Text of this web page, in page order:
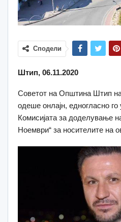
Сподели
Штип, 06.11.2020
Советот на Општина Штип
одеше онлајн, едногласно го
Комисијата за доделување
Ноември“ за носителите на